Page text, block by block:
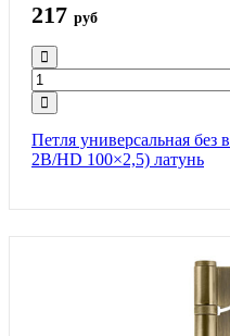
217 руб
Петля универсальная
2B/HD 100×2,5) латунь